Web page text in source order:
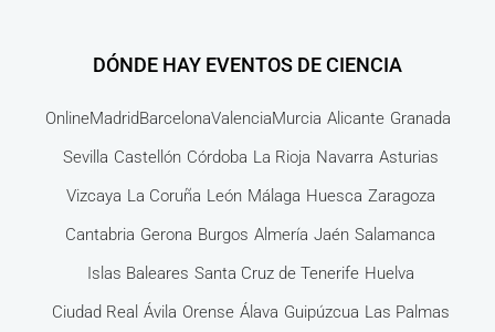
DÓNDE HAY EVENTOS DE CIENCIA
OnlineMadridBarcelonaValenciaMurcia Alicante Granada
Sevilla Castellón Córdoba La Rioja Navarra Asturias
Vizcaya La Coruña León Málaga Huesca Zaragoza
Cantabria Gerona Burgos Almería Jaén Salamanca
Islas Baleares Santa Cruz de Tenerife Huelva
Ciudad Real Ávila Orense Álava Guipúzcua Las Palmas